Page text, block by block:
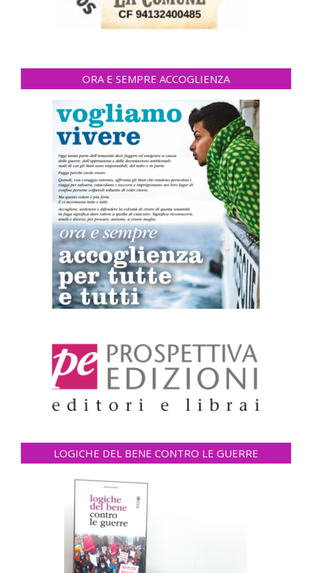
ORA E SEMPRE ACCOGLIENZA
LOGICHE DEL BENE CONTRO LE GUERRE